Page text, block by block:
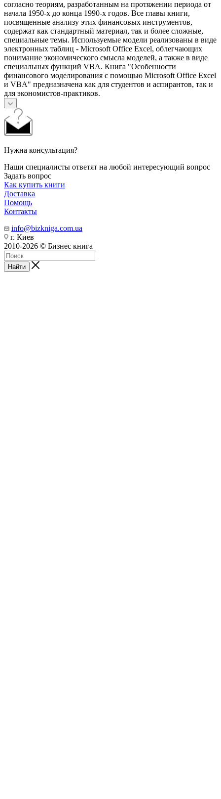
согласно теориям, разработанным на протяжении периода от
начала 1950-х до конца 1990-х годов. Все главы книги,
посвященные анализу этих финансовых инструментов,
содержат как стандартный материал, так и более сложные,
специальные темы. Используемые модели реализованы в виде
электронных таблиц - Microsoft Office Excel, облегчающих
понимание экономического смысла моделей, а также в виде
специальных функций VBA. Книга "Особенности
финансового моделирования с помощью Microsoft Office Excel
и VBA" предназначена как для студентов и аспирантов, так и
для экономистов-практиков.
Нужна консультация?
Наши специалисты ответят на любой интересующий вопрос
Задать вопрос
Как купить книги
Доставка
Помощь
Контакты
info@bizkniga.com.ua
г. Киев
2010-2026 © Бизнес книга
Найти